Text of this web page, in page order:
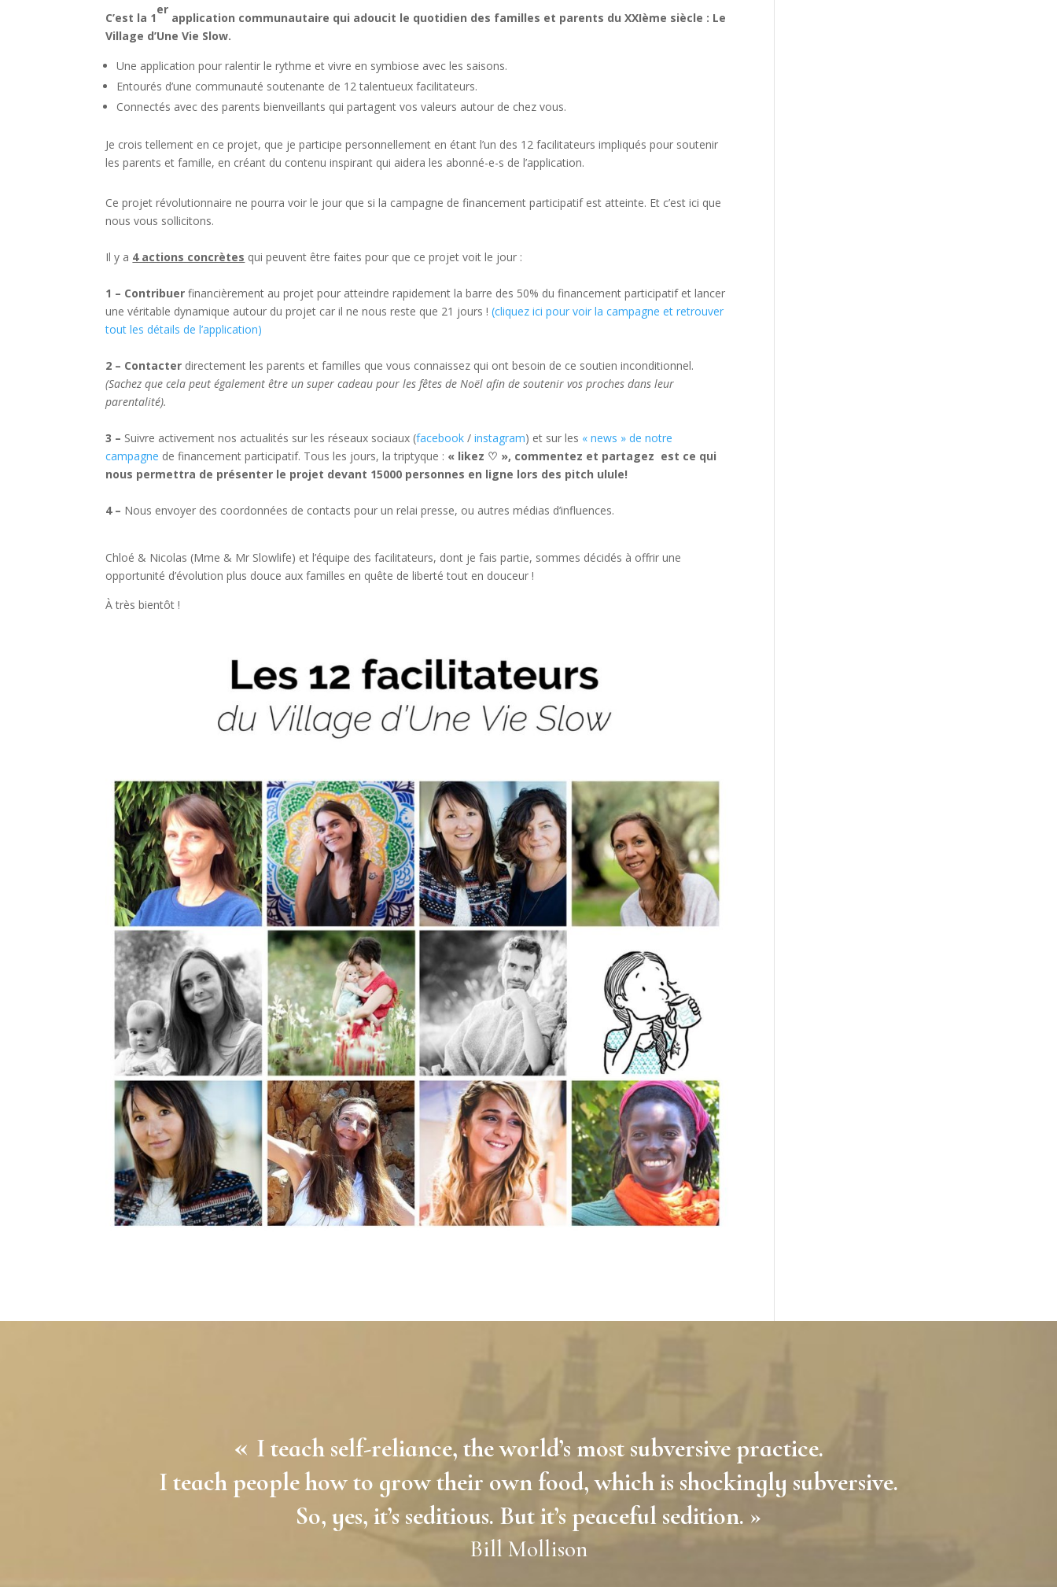
C’est la 1
er
application communautaire qui adoucit le quotidien des familles et parents du XXIème siècle : Le
Village d’Une Vie Slow.
Une application pour ralentir le rythme et vivre en symbiose avec les saisons.
Entourés d’une communauté soutenante de 12 talentueux facilitateurs.
Connectés avec des parents bienveillants qui partagent vos valeurs autour de chez vous.
Je crois tellement en ce projet, que je participe personnellement en étant l’un des 12 facilitateurs impliqués pour soutenir
les parents et famille, en créant du contenu inspirant qui aidera les abonné-e-s de l’application.
Ce projet révolutionnaire ne pourra voir le jour que si la campagne de financement participatif est atteinte. Et c’est ici que
nous vous sollicitons.
Il y a 4 actions concrètes qui peuvent être faites pour que ce projet voit le jour :
1 – Contribuer financièrement au projet pour atteindre rapidement la barre des 50% du financement participatif et lancer
une véritable dynamique autour du projet car il ne nous reste que 21 jours !(cliquez ici pour voir la campagne et retrouver
tout les détails de l’application)
2 – Contacter directement les parents et familles que vous connaissez qui ont besoin de ce soutien inconditionnel.
(Sachez que cela peut également être un super cadeau pour les fêtes de Noël afin de soutenir vos proches dans leur
parentalité).
3 – Suivre activement nos actualités sur les réseaux sociaux (facebook /instagram) et sur les « news » de notre
campagne de financement participatif. Tous les jours, la triptyque : « likez ♡ », commentez et partagez est ce qui
nous permettra de présenter le projet devant 15000 personnes en ligne lors des pitch ulule!
4 – Nous envoyer des coordonnées de contacts pour un relai presse, ou autres médias d’influences.
Chloé & Nicolas (Mme & Mr Slowlife) et l’équipe des facilitateurs, dont je fais partie, sommes décidés à offrir une
opportunité d’évolution plus douce aux familles en quête de liberté tout en douceur !
À très bientôt !
« I teach self-reliance, the world’s most subversive practice.
I teach people how to grow their own food, which is shockingly subversive.
So, yes, it’s seditious. But it’s peaceful sedition. »
Bill Mollison